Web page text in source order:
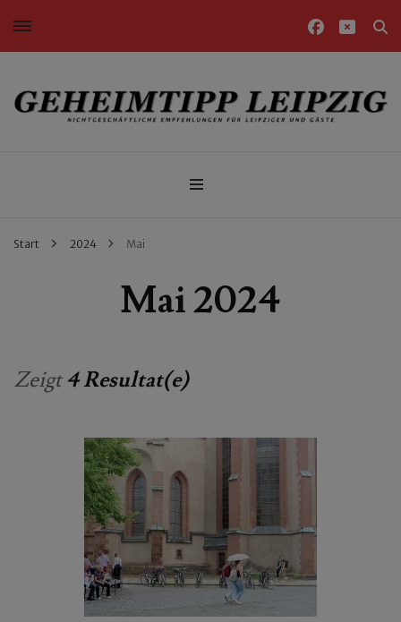
Nichtgeschäftliche Empfehlungen für Leipziger und Gäste
Start 2024 Mai
Mai 2024
Zeigt4 Resultat(e)